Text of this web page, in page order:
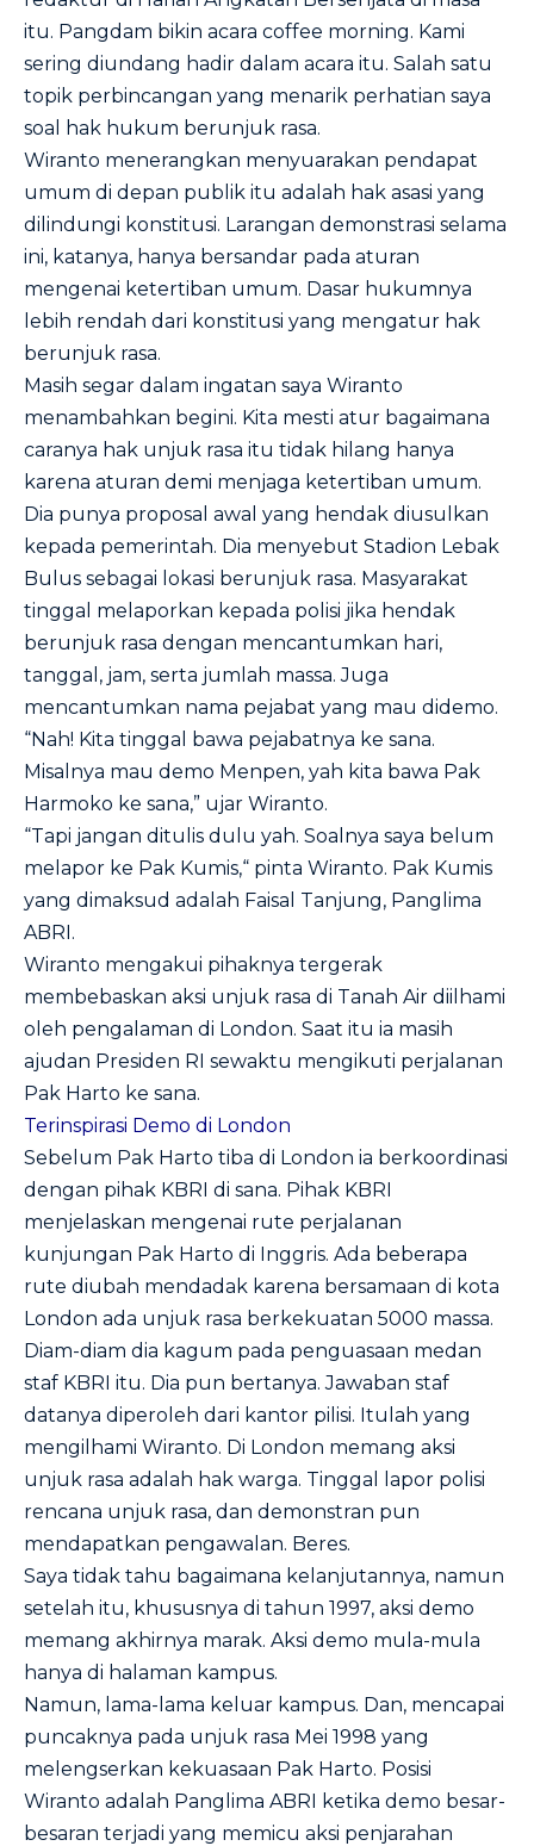
itu. Pangdam bikin acara coffee morning. Kami
sering diundang hadir dalam acara itu. Salah satu
topik perbincangan yang menarik perhatian saya
soal hak hukum berunjuk rasa.
Wiranto menerangkan menyuarakan pendapat
umum di depan publik itu adalah hak asasi yang
dilindungi konstitusi. Larangan demonstrasi selama
ini, katanya, hanya bersandar pada aturan
mengenai ketertiban umum. Dasar hukumnya
lebih rendah dari konstitusi yang mengatur hak
berunjuk rasa.
Masih segar dalam ingatan saya Wiranto
menambahkan begini. Kita mesti atur bagaimana
caranya hak unjuk rasa itu tidak hilang hanya
karena aturan demi menjaga ketertiban umum.
Dia punya proposal awal yang hendak diusulkan
kepada pemerintah. Dia menyebut Stadion Lebak
Bulus sebagai lokasi berunjuk rasa. Masyarakat
tinggal melaporkan kepada polisi jika hendak
berunjuk rasa dengan mencantumkan hari,
tanggal, jam, serta jumlah massa. Juga
mencantumkan nama pejabat yang mau didemo.
“Nah! Kita tinggal bawa pejabatnya ke sana.
Misalnya mau demo Menpen, yah kita bawa Pak
Harmoko ke sana,” ujar Wiranto.
“Tapi jangan ditulis dulu yah. Soalnya saya belum
melapor ke Pak Kumis,“ pinta Wiranto. Pak Kumis
yang dimaksud adalah Faisal Tanjung, Panglima
ABRI.
Wiranto mengakui pihaknya tergerak
membebaskan aksi unjuk rasa di Tanah Air diilhami
oleh pengalaman di London. Saat itu ia masih
ajudan Presiden RI sewaktu mengikuti perjalanan
Pak Harto ke sana.
Terinspirasi Demo di London
Sebelum Pak Harto tiba di London ia berkoordinasi
dengan pihak KBRI di sana. Pihak KBRI
menjelaskan mengenai rute perjalanan
kunjungan Pak Harto di Inggris. Ada beberapa
rute diubah mendadak karena bersamaan di kota
London ada unjuk rasa berkekuatan 5000 massa.
Diam-diam dia kagum pada penguasaan medan
staf KBRI itu. Dia pun bertanya. Jawaban staf
datanya diperoleh dari kantor pilisi. Itulah yang
mengilhami Wiranto. Di London memang aksi
unjuk rasa adalah hak warga. Tinggal lapor polisi
rencana unjuk rasa, dan demonstran pun
mendapatkan pengawalan. Beres.
Saya tidak tahu bagaimana kelanjutannya, namun
setelah itu, khususnya di tahun 1997, aksi demo
memang akhirnya marak. Aksi demo mula-mula
hanya di halaman kampus.
Namun, lama-lama keluar kampus. Dan, mencapai
puncaknya pada unjuk rasa Mei 1998 yang
melengserkan kekuasaan Pak Harto. Posisi
Wiranto adalah Panglima ABRI ketika demo besar-
besaran terjadi yang memicu aksi penjarahan